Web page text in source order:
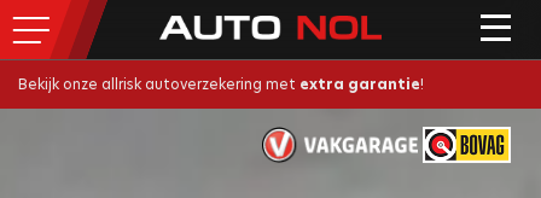
Bekijk onze allrisk autoverzekering met extra garantie!